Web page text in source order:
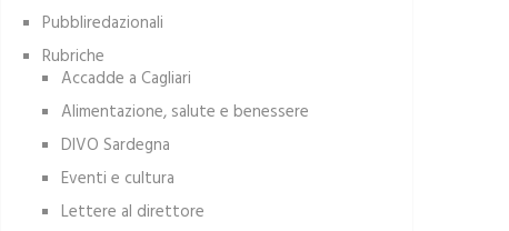
Pubbliredazionali
Rubriche
Accadde a Cagliari
Alimentazione, salute e benessere
DIVO Sardegna
Eventi e cultura
Lettere al direttore